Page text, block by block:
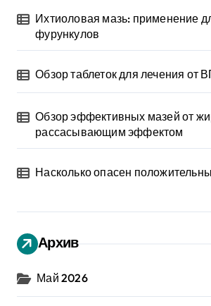
Ихтиоловая мазь: применение
фурункулов
Обзор таблеток для лечения от
Обзор эффективных мазей от
рассасывающим эффектом
Насколько опасен
Архив
Май 2026